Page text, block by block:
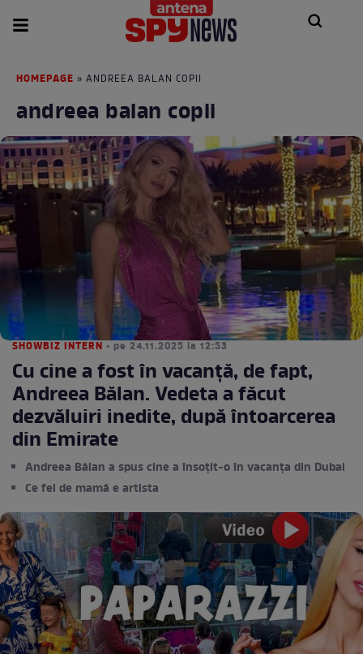
HOMEPAGE » ANDREEA BALAN COPII
andreea balan copii
SHOWBIZ INTERN • pe 24.11.2025 la 12:53
Cu cine a fost în vacanță, de fapt,
Andreea Bălan. Vedeta a făcut
dezvăluiri inedite, după întoarcerea
din Emirate
Andreea Bălan a spus cine a însoțit-o în vacanța din Dubai
Ce fel de mamă e artista